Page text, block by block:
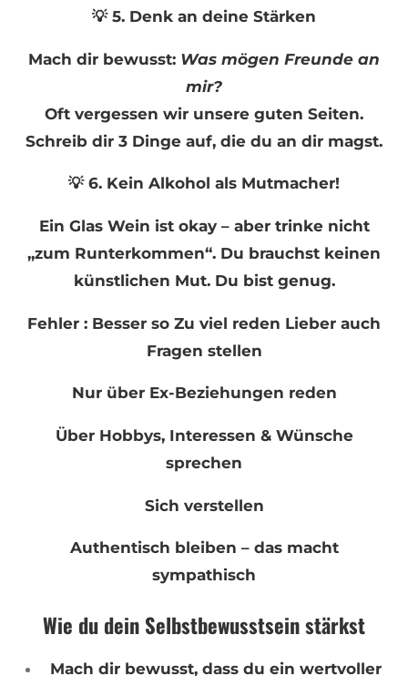
💡 5. Denk an deine Stärken
Mach dir bewusst: Was mögen Freunde an
mir?
Oft vergessen wir unsere guten Seiten.
Schreib dir 3 Dinge auf, die du an dir magst.
💡 6. Kein Alkohol als Mutmacher!
Ein Glas Wein ist okay – aber trinke nicht
„zum Runterkommen“. Du brauchst keinen
künstlichen Mut. Du bist genug.
Fehler : Besser so Zu viel reden Lieber auch
Fragen stellen
Nur über Ex-Beziehungen reden
Über Hobbys, Interessen & Wünsche
sprechen
Sich verstellen
Authentisch bleiben – das macht
sympathisch
Wie du dein Selbstbewusstsein stärkst
Mach dir bewusst, dass du ein wertvoller